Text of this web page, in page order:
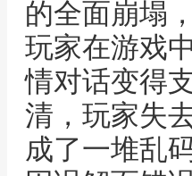
的全面崩塌
玩家在游戏
情对话变得
清，玩家失
成了一堆乱